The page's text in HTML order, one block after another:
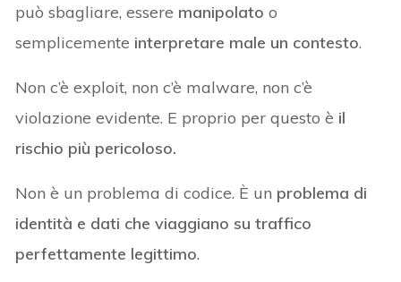
può sbagliare, essere manipolato o
semplicemente interpretare male un contesto.
Non c’è exploit, non c’è malware, non c’è
violazione evidente. E proprio per questo è il
rischio più pericoloso.
Non è un problema di codice. È un problema di
identità e dati che viaggiano su traffico
perfettamente legittimo.